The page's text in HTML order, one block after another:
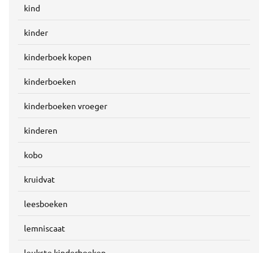
kind
kinder
kinderboek kopen
kinderboeken
kinderboeken vroeger
kinderen
kobo
kruidvat
leesboeken
lemniscaat